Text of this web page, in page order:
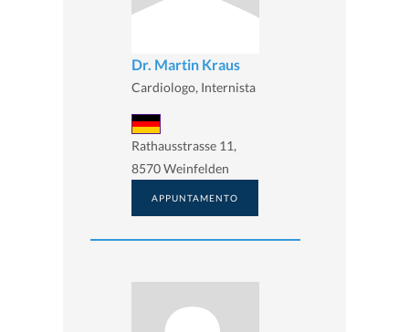
Dr. Martin Kraus
Cardiologo, Internista
Rathausstrasse 11,
8570 Weinfelden
APPUNTAMENTO